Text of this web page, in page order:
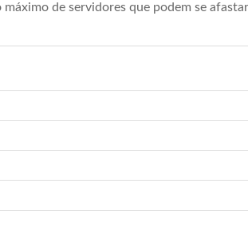
de servidores que podem se